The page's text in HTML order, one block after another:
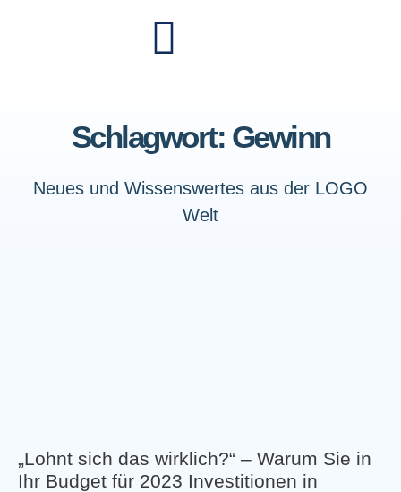
Schlagwort: Gewinn
Neues und Wissenswertes aus der LOGO
Welt
„Lohnt sich das wirklich?“ – Warum Sie in
Ihr Budget für 2023 Investitionen in